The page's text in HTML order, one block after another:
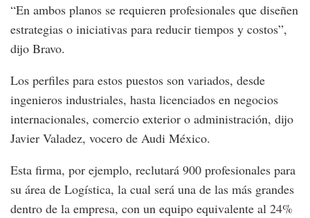
“En ambos planos se requieren profesionales que diseñen
estrategias o iniciativas para reducir tiempos y costos”,
dijo Bravo.
Los perfiles para estos puestos son variados, desde
ingenieros industriales, hasta licenciados en negocios
internacionales, comercio exterior o administración, dijo
Javier Valadez, vocero de Audi México.
Esta firma, por ejemplo, reclutará 900 profesionales para
su área de Logística, la cual será una de las más grandes
dentro de la empresa, con un equipo equivalente al 24%